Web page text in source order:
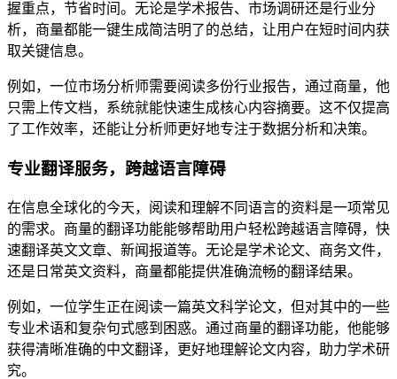
握重点，节省时间。无论是学术报告、市场调研还是行业分
析，商量都能一键生成简洁明了的总结，让用户在短时间内获
取关键信息。
例如，一位市场分析师需要阅读多份行业报告，通过商量，他
只需上传文档，系统就能快速生成核心内容摘要。这不仅提高
了工作效率，还能让分析师更好地专注于数据分析和决策。
专业翻译服务，跨越语言障碍
在信息全球化的今天，阅读和理解不同语言的资料是一项常见
的需求。商量的翻译功能能够帮助用户轻松跨越语言障碍，快
速翻译英文文章、新闻报道等。无论是学术论文、商务文件，
还是日常英文资料，商量都能提供准确流畅的翻译结果。
例如，一位学生正在阅读一篇英文科学论文，但对其中的一些
专业术语和复杂句式感到困惑。通过商量的翻译功能，他能够
获得清晰准确的中文翻译，更好地理解论文内容，助力学术研
究。